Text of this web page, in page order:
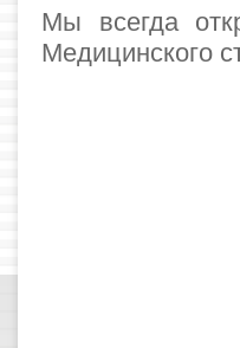
Мы всегда
Медицинского